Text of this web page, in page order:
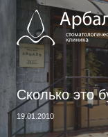
Перейти
содержимому
Сколько это
19.01.2010